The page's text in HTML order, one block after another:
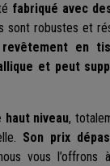
fabriqué avec
robustes et
revêtement en
et peut
haut niveau,
Son prix
vous